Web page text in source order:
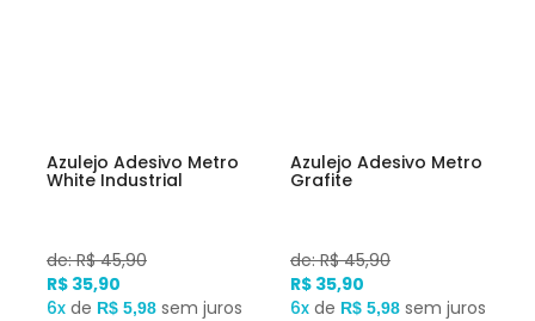
Azulejo Adesivo Metro
White Industrial
de: R$ 45,90
R$ 35,90
6x de R$ 5,98 sem juros
Azulejo Adesivo Metro
Grafite
de: R$ 45,90
R$ 35,90
6x de R$ 5,98 sem juros